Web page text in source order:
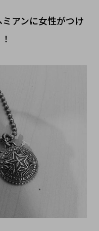
アンに女性がつけ